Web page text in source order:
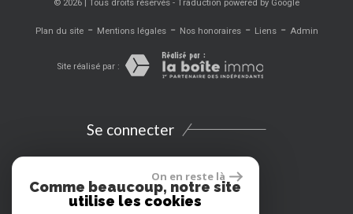
© 2026 | Tous droits réservés - Traduction powered by Google
Plan du site- Mentions légales- Nos honoraires- Liens- Admin
Site réalisé par :
Se connecter
Espace propriétaires
Extranet
On en reste là
Comme beaucoup, notre site
utilise les cookies